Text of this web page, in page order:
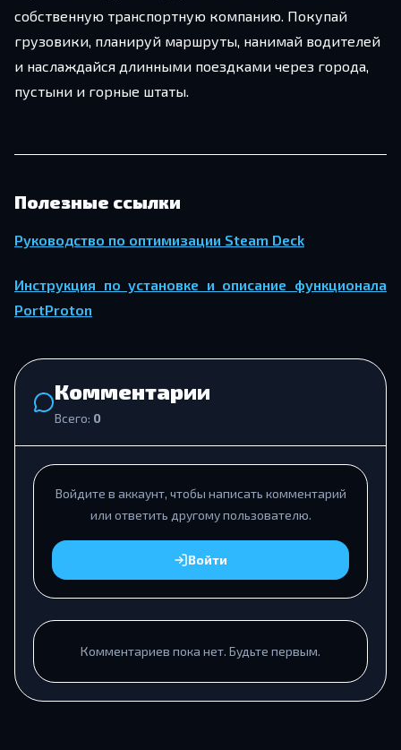
собственную транспортную компанию. Покупай
грузовики, планируй маршруты, нанимай водителей
и наслаждайся длинными поездками через города,
пустыни и горные штаты.
Полезные ссылки
Руководство по оптимизации Steam Deck
Инструкция по установке и описание функционала
PortProton
Комментарии
Всего: 0
Войдите в аккаунт, чтобы написать комментарий
или ответить другому пользователю.
Войти
Комментариев пока нет. Будьте первым.